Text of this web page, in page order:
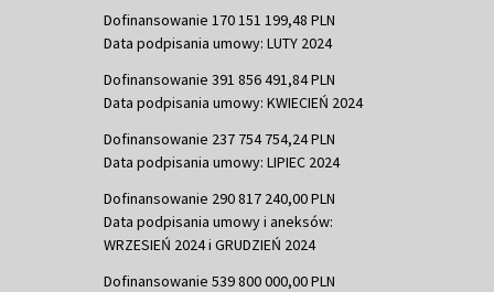
Dofinansowanie 170 151 199,48 PLN
Data podpisania umowy: LUTY 2024
Dofinansowanie 391 856 491,84 PLN
Data podpisania umowy: KWIECIEŃ 2024
Dofinansowanie 237 754 754,24 PLN
Data podpisania umowy: LIPIEC 2024
Dofinansowanie 290 817 240,00 PLN
Data podpisania umowy i aneksów:
WRZESIEŃ 2024 i GRUDZIEŃ 2024
Dofinansowanie 539 800 000,00 PLN